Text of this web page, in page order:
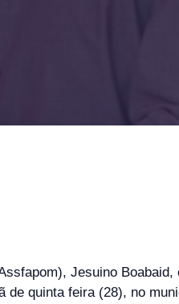
Jesuino Boabaid,
quinta feira (28), no